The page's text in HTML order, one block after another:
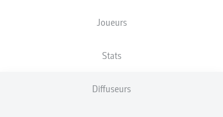
Joueurs
Stats
Diffuseurs